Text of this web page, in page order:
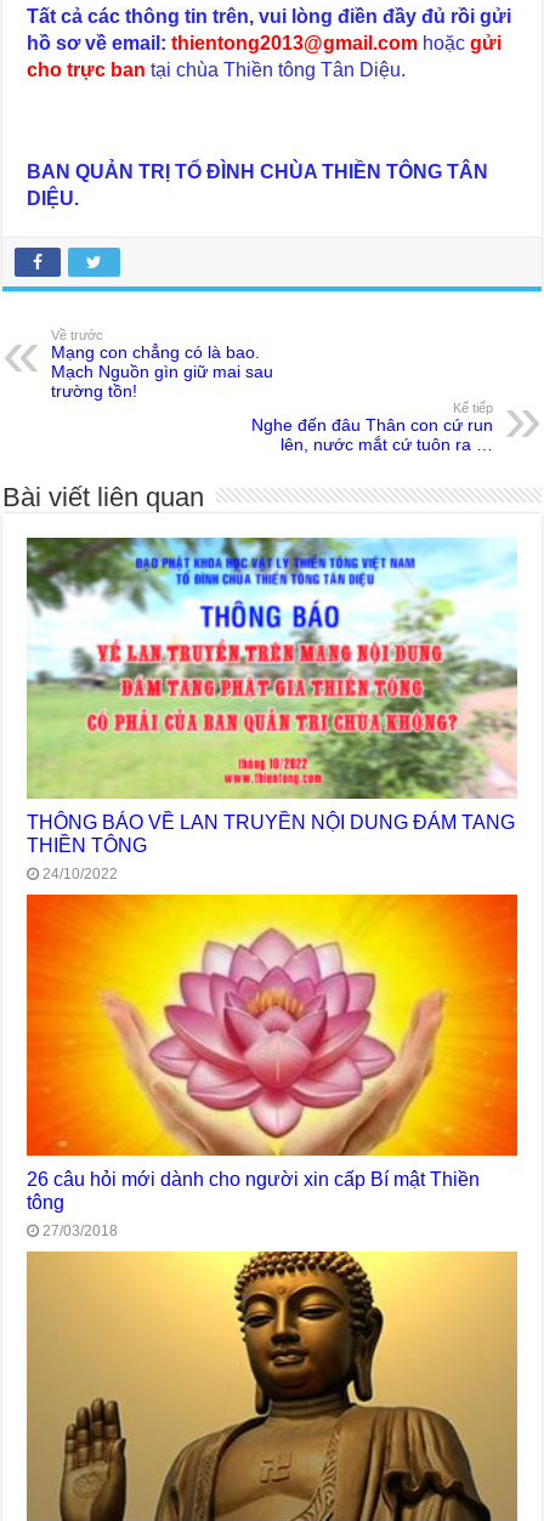
Tất cả các thông tin trên, vui lòng điền đầy đủ rồi gửi
hồ sơ về email:thientong2013@gmail.com hoặcgửi
cho trực bantại chùa Thiền tông Tân Diệu.
BAN QUẢN TRỊ TỔ ĐÌNH CHÙA THIỀN TÔNG TÂN
DIỆU.
Về trước
Mạng con chẳng có là bao.
Mạch Nguồn gìn giữ mai sau
trường tồn!
Kế tiếp
Nghe đến đâu Thân con cứ run
lên, nước mắt cứ tuôn ra …
Bài viết liên quan
THÔNG BÁO VỀ LAN TRUYỀN NỘI DUNG ĐÁM TANG
THIỀN TÔNG
24/10/2022
26 câu hỏi mới dành cho người xin cấp Bí mật Thiền
tông
27/03/2018